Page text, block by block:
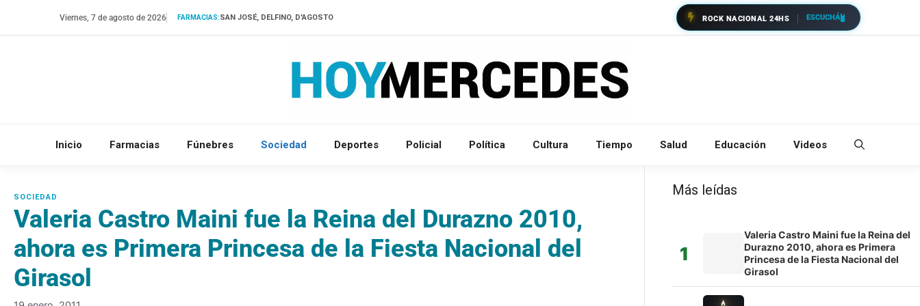
Viernes, 7 de agosto de 2026 FARMACIAS:SAN JOSÉ, DELFINO, D'AGOSTO ROCK NACIONAL 24HS ESCUCHÁ
Inicio Farmacias Fúnebres Sociedad Deportes Policial Política Cultura Tiempo Salud Educación Videos
Valeria Castro Maini fue la Reina del Durazno 2010,
ahora es Primera Princesa de la Fiesta Nacional del
Girasol
Más leídas
1
Valeria Castro Maini fue la Reina del
Durazno 2010, ahora es Primera
Princesa de la Fiesta Nacional del
Girasol